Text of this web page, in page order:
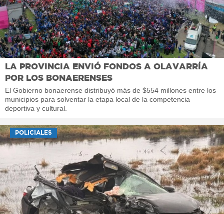
LA PROVINCIA ENVIÓ FONDOS A OLAVARRÍA
POR LOS BONAERENSES
El Gobierno bonaerense distribuyó más de $554 millones entre los
municipios para solventar la etapa local de la competencia
deportiva y cultural.
POLICIALES